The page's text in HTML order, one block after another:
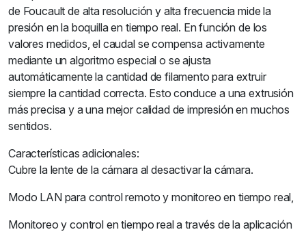
de Foucault de alta resolución y alta frecuencia mide la
presión en la boquilla en tiempo real. En función de los
valores medidos, el caudal se compensa activamente
mediante un algoritmo especial o se ajusta
automáticamente la cantidad de filamento para extruir
siempre la cantidad correcta. Esto conduce a una extrusión
más precisa y a una mejor calidad de impresión en muchos
sentidos.
Características adicionales:
Cubre la lente de la cámara al desactivar la cámara.
Modo LAN para control remoto y monitoreo en tiempo real,
Monitoreo y control en tiempo real a través de la aplicación